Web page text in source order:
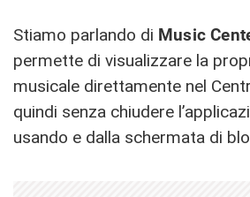
Stiamo parlando di Music
permette di visualizzare la
musicale direttamente nel
quindi senza chiudere
usando e dalla schermata di